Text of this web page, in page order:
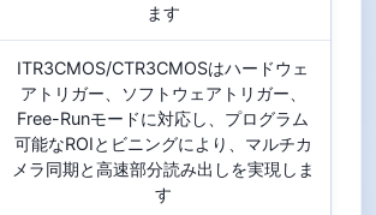
ます
ITR3CMOS/CTR3CMOSはハードウェ
アトリガー、ソフトウェアトリガー、
Free-Runモードに対応し、プログラム
可能なROIとビニングにより、マルチカ
メラ同期と高速部分読み出しを実現しま
す